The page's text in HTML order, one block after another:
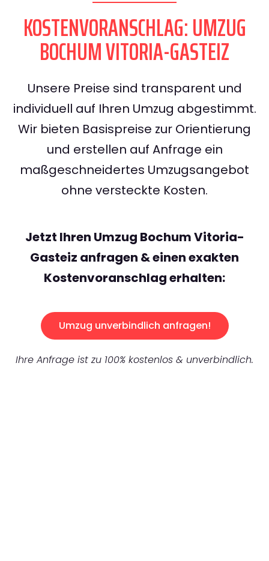
KOSTENVORANSCHLAG: UMZUG
BOCHUM VITORIA-GASTEIZ
Unsere Preise sind transparent und
individuell auf Ihren Umzug abgestimmt.
Wir bieten Basispreise zur Orientierung
und erstellen auf Anfrage ein
maßgeschneidertes Umzugsangebot
ohne versteckte Kosten.
Jetzt Ihren Umzug Bochum Vitoria-
Gasteiz anfragen & einen exakten
Kostenvoranschlag erhalten:
Umzug unverbindlich anfragen!
Ihre Anfrage ist zu 100% kostenlos & unverbindlich.